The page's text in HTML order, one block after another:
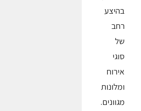
בהיצע
רחב
של
סוגי
אירוח
ומלונות
מגוונים.